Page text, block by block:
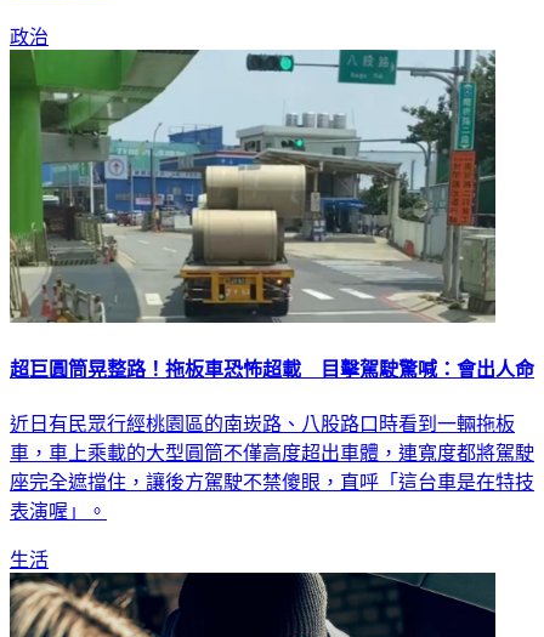
政治
超巨圓筒晃整路！拖板車恐怖超載 目擊駕駛驚喊：會出人命
近日有民眾行經桃園區的南崁路、八股路口時看到一輛拖板
車，車上乘載的大型圓筒不僅高度超出車體，連寬度都將駕駛
座完全遮擋住，讓後方駕駛不禁傻眼，直呼「這台車是在特技
表演喔」。
生活